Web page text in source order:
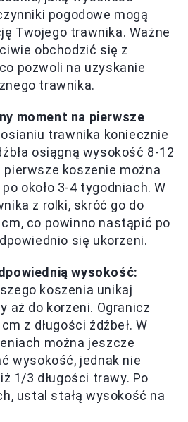
pogodowe mogą
Twojego trawnika. Ważne
obchodzić się z
pozwoli na uzyskanie
trawnika.
moment na pierwsze
trawnika koniecznie
osiągną wysokość 8-12
pierwsze koszenie można
około 3-4 tygodniach. W
z rolki, skróć go do
co powinno nastąpić po
się ukorzeni.
wysokość:
koszenia unikaj
aż do korzeni. Ogranicz
z długości źdźbeł. W
można jeszcze
wysokość, jednak nie
1/3 długości trawy. Po
ustal stałą wysokość na